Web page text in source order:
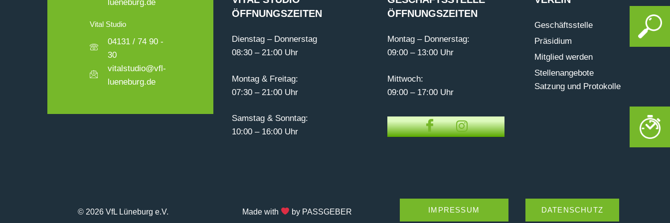
lueneburg.de
Vital Studio
04131 / 74 90 -
30
vitalstudio@vfl-
lueneburg.de
ÖFFNUNGSZEITEN
Dienstag – Donnerstag
08:30 – 21:00 Uhr
Montag & Freitag:
07:30 – 21:00 Uhr
Samstag & Sonntag:
10:00 – 16:00 Uhr
ÖFFNUNGSZEITEN
Montag – Donnerstag:
09:00 – 13:00 Uhr
Mittwoch:
09:00 – 17:00 Uhr
Geschäftsstelle
Präsidium
Mitglied werden
Stellenangebote
Satzung und Protokolle
© 2026 VfL Lüneburg e.V. Made with by PASSGEBER IMPRESSUM DATENSCHUTZ